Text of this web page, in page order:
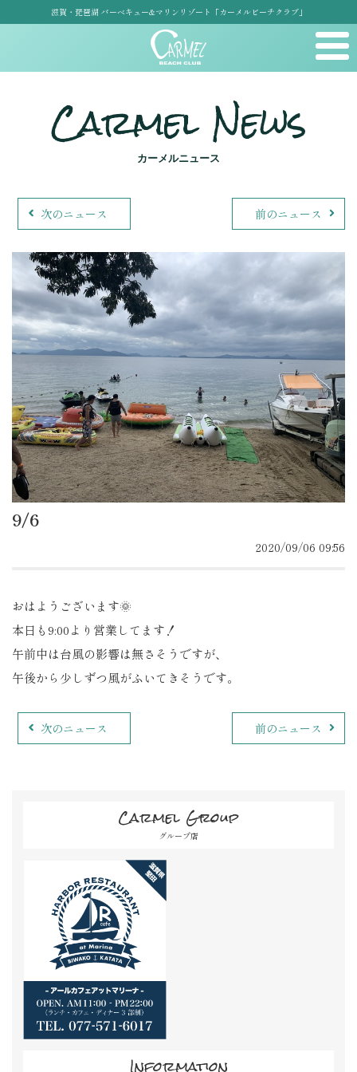
滋賀・琵琶湖 バーベキュー&マリンリゾート「カーメルビーチクラブ」
Carmel News
カーメルニュース
次のニュース 前のニュース
9/6
2020/09/06 09:56
おはようございます🌞
本日も9:00より営業してます！
午前中は台風の影響は無さそうですが、
午後から少しずつ風がふいてきそうです。
次のニュース 前のニュース
Carmel Group
グループ店
Information